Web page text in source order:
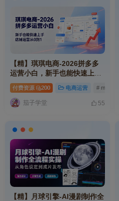
【精】琪琪电商-2026拼多多
运营小白，新手也能快速上
手，店铺运营从0到1
付费资源 200 电商运营 # mp
茄子学堂 55
【精】月球引擎-AI漫剧制作全